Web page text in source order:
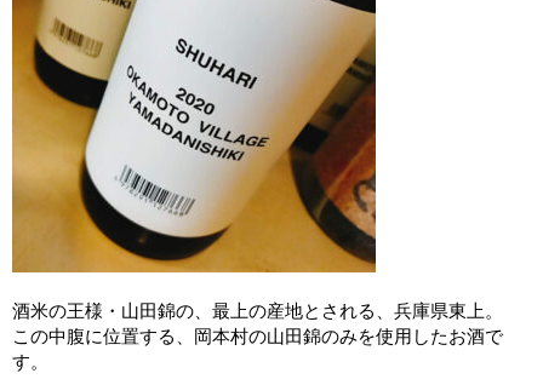
酒米の王様・山田錦の、最上の産地とされる、兵庫県東上。
この中腹に位置する、岡本村の山田錦のみを使用したお酒で
す。